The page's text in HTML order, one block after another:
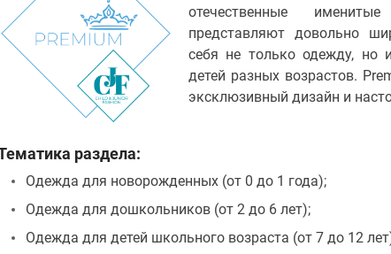
отечественные
представляют довольно
себя не только одежду, но
детей разных возрастов.
эксклюзивный дизайн и
раздела:
Одежда для новорожденных (от 0 до 1 года);
Одежда для дошкольников (от 2 до 6 лет);
Одежда для детей школьного возраста (от 7 до 12